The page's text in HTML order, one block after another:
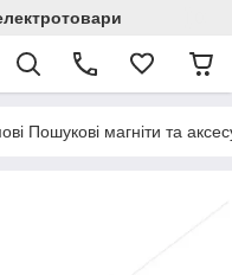
Пошукові магніти та